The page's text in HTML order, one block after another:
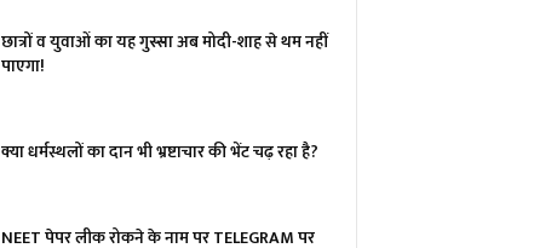
छात्रों व युवाओं का यह गुस्सा अब मोदी-शाह से थम नहीं
पाएगा!
क्या धर्मस्थलों का दान भी भ्रष्टाचार की भेंट चढ़ रहा है?
NEET पेपर लीक रोकने के नाम पर TELEGRAM पर